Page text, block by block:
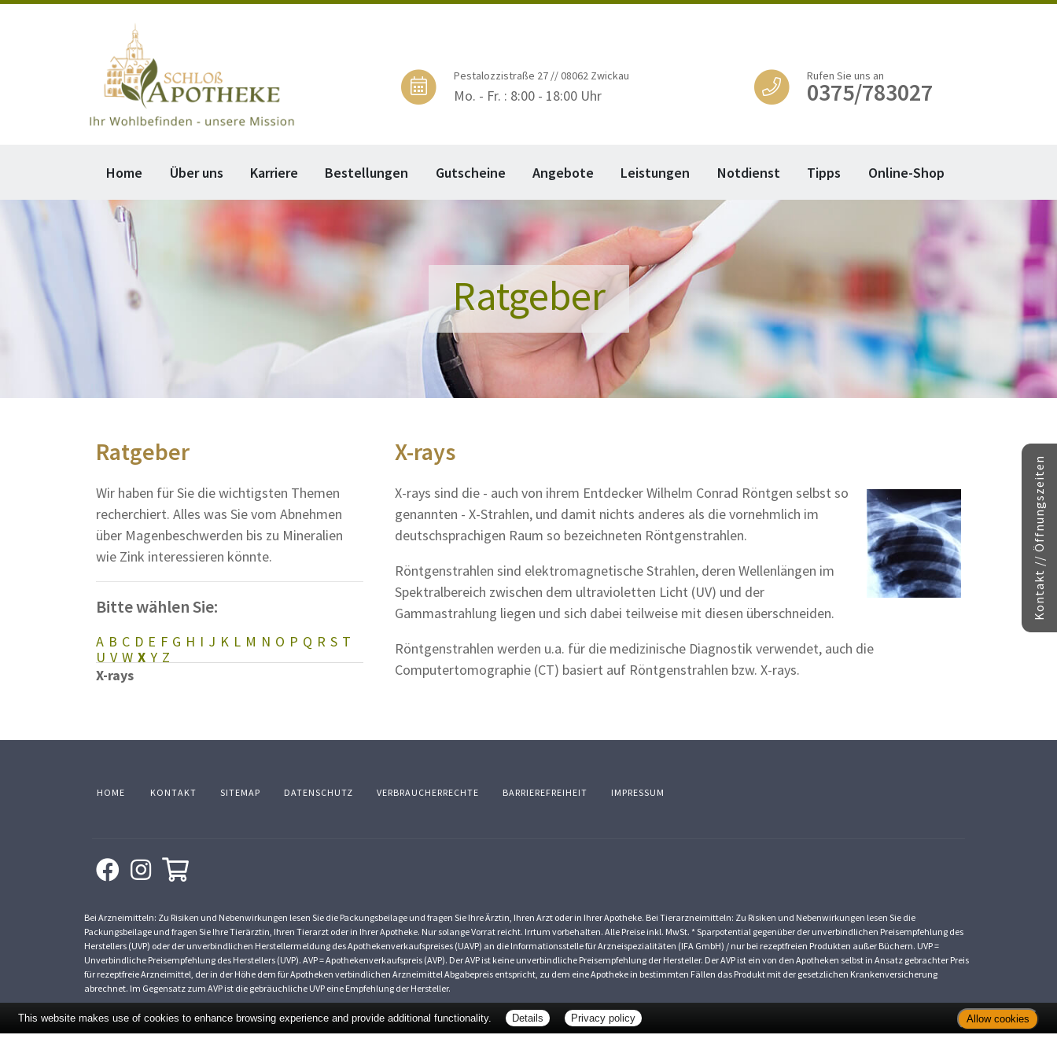
Pestalozzistraße 27 // 08062 Zwickau
Mo. - Fr. : 8:00 - 18:00 Uhr
Rufen Sie uns an
0375/783027
Home Über uns Karriere Bestellungen Gutscheine Angebote Leistungen Notdienst Tipps Online-Shop
Ratgeber
Ratgeber
Wir haben für Sie die wichtigsten Themen
recherchiert. Alles was Sie vom Abnehmen
über Magenbeschwerden bis zu Mineralien
wie Zink interessieren könnte.
Bitte wählen Sie:
A B C D E F G H I J K L M N O P Q R S T
U V W X Y Z
X-rays
X-rays
X-rays sind die - auch von ihrem Entdecker Wilhelm Conrad Röntgen selbst so
genannten - X-Strahlen, und damit nichts anderes als die vornehmlich im
deutschsprachigen Raum so bezeichneten Röntgenstrahlen.
Röntgenstrahlen sind elektromagnetische Strahlen, deren Wellenlängen im
Spektralbereich zwischen dem ultravioletten Licht (UV) und der
Gammastrahlung liegen und sich dabei teilweise mit diesen überschneiden.
Röntgenstrahlen werden u.a. für die medizinische Diagnostik verwendet, auch die
Computertomographie (CT) basiert auf Röntgenstrahlen bzw. X-rays.
HOME KONTAKT SITEMAP DATENSCHUTZ VERBRAUCHERRECHTE BARRIEREFREIHEIT IMPRESSUM
Bei Arzneimitteln: Zu Risiken und Nebenwirkungen lesen Sie die Packungsbeilage und fragen Sie Ihre Ärztin, Ihren Arzt oder in Ihrer Apotheke. Bei Tierarzneimitteln: Zu Risiken und Nebenwirkungen lesen Sie die
Packungsbeilage und fragen Sie Ihre Tierärztin, Ihren Tierarzt oder in Ihrer Apotheke. Nur solange Vorrat reicht. Irrtum vorbehalten. Alle Preise inkl. MwSt. * Sparpotential gegenüber der unverbindlichen Preisempfehlung des
Herstellers (UVP) oder der unverbindlichen Herstellermeldung des Apothekenverkaufspreises (UAVP) an die Informationsstelle für Arzneispezialitäten (IFA GmbH) / nur bei rezeptfreien Produkten außer Büchern. UVP =
Unverbindliche Preisempfehlung des Herstellers (UVP). AVP = Apothekenverkaufspreis (AVP). Der AVP ist keine unverbindliche Preisempfehlung der Hersteller. Der AVP ist ein von den Apotheken selbst in Ansatz gebrachter Preis
für rezeptfreie Arzneimittel, der in der Höhe dem für Apotheken verbindlichen Arzneimittel Abgabepreis entspricht, zu dem eine Apotheke in bestimmten Fällen das Produkt mit der gesetzlichen Krankenversicherung
abrechnet. Im Gegensatz zum AVP ist die gebräuchliche UVP eine Empfehlung der Hersteller.
Kontakt // Öffnungszeiten
This website makes use of cookies to enhance browsing experience and provide additional functionality. Details Privacy policy Allow cookies